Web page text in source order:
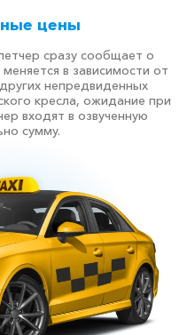
цены
сразу сообщает о
в зависимости от
непредвиденных
кресла, ожидание при
входят в озвученную
сумму.